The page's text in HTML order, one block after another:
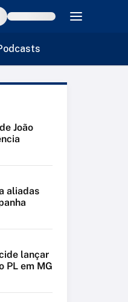
João
aliadas
lançar
PL em MG